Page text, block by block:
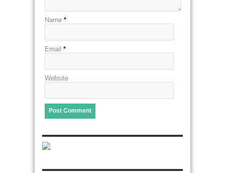
Name *
Email *
Website